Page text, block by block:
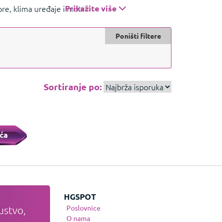
klima uređaje i mobilne telefone. Poznat
Prikažite više
Poništi filtere
Sortiranje po:
HGSPOT
Poslovnice
O nama